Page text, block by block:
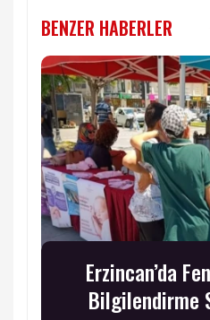
BENZER HABERLER
Erzincan’da
Bilgilendirme